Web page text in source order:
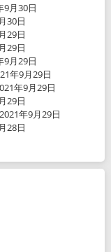
月30日
30日
29日
29日
月29日
年9月29日
年9月29日
29日
2021年9月29日
28日